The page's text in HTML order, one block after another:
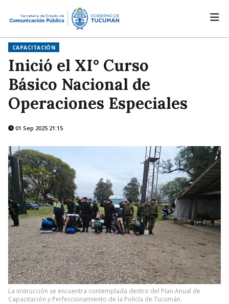
CAPACITACIÓN
Inició el XI° Curso
Básico Nacional de
Operaciones Especiales
01 Sep 2025 21:15
La instrucción se encuentra contemplada dentro del Plan Anual de
Capacitación y Perfeccionamiento de la Policía de Tucumán.